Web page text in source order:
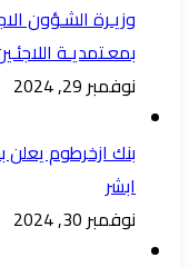
وزيـرة الشـؤون
بمعـتمديـة
نوفمبر 29, 2024
بنك ازخرطوم يعلن
ابشر
نوفمبر 30, 2024